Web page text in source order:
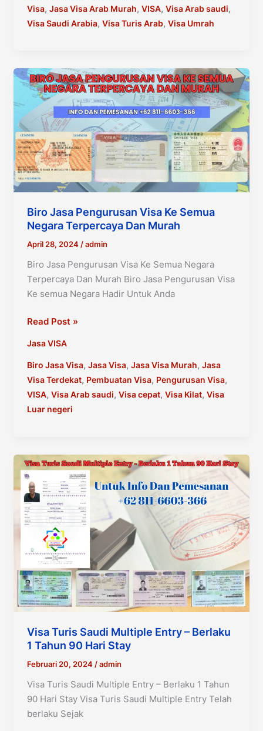
Saudi
visit
Terpercaya
Di
Indonesia
Visa, Jasa Visa Arab Murah, VISA, Visa Arab saudi,
Visa Saudi Arabia, Visa Turis Arab, Visa Umrah
Biro Jasa Pengurusan Visa Ke Semua
Negara Terpercaya Dan Murah
April 28, 2024 /admin
Biro Jasa Pengurusan Visa Ke Semua Negara
Terpercaya Dan Murah Biro Jasa Pengurusan Visa
Ke semua Negara Hadir Untuk Anda
Biro
Pengurusan
Visa
Ke
Semua
Negara
Murah
Read Post »
Jasa VISA
Biro Jasa Visa, Jasa Visa, Jasa Visa Murah, Jasa
Visa Terdekat, Pembuatan Visa, Pengurusan Visa,
VISA, Visa Arab saudi, Visa cepat, Visa Kilat, Visa
Luar negeri
Visa Turis Saudi Multiple Entry – Berlaku
1 Tahun 90 Hari Stay
Februari 20, 2024 /admin
Visa Turis Saudi Multiple Entry – Berlaku 1 Tahun
90 Hari Stay Visa Turis Saudi Multiple Entry Telah
berlaku Sejak